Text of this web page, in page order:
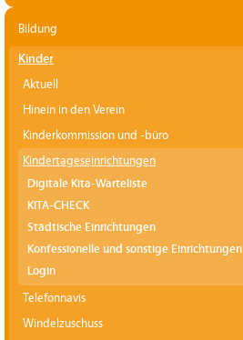
Bildung
Kinder
Aktuell
Hinein in den Verein
Kinderkommission und -büro
Kindertageseinrichtungen
Digitale Kita-Warteliste
KITA-CHECK
Städtische Einrichtungen
Konfessionelle und sonstige Einrichtungen
Login
Telefonnavis
Windelzuschuss